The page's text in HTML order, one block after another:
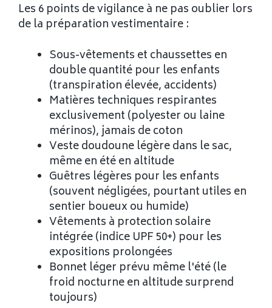
Les 6 points de vigilance à ne pas oublier lors
de la préparation vestimentaire :
Sous-vêtements et chaussettes en
double quantité pour les enfants
(transpiration élevée, accidents)
Matières techniques respirantes
exclusivement (polyester ou laine
mérinos), jamais de coton
Veste doudoune légère dans le sac,
même en été en altitude
Guêtres légères pour les enfants
(souvent négligées, pourtant utiles en
sentier boueux ou humide)
Vêtements à protection solaire
intégrée (indice UPF 50+) pour les
expositions prolongées
Bonnet léger prévu même l'été (le
froid nocturne en altitude surprend
toujours)